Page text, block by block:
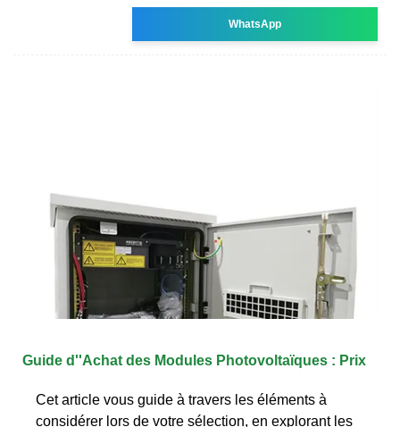
WhatsApp
Guide d''Achat des Modules Photovoltaïques : Prix
Cet article vous guide à travers les éléments à
considérer lors de votre sélection, en explorant les